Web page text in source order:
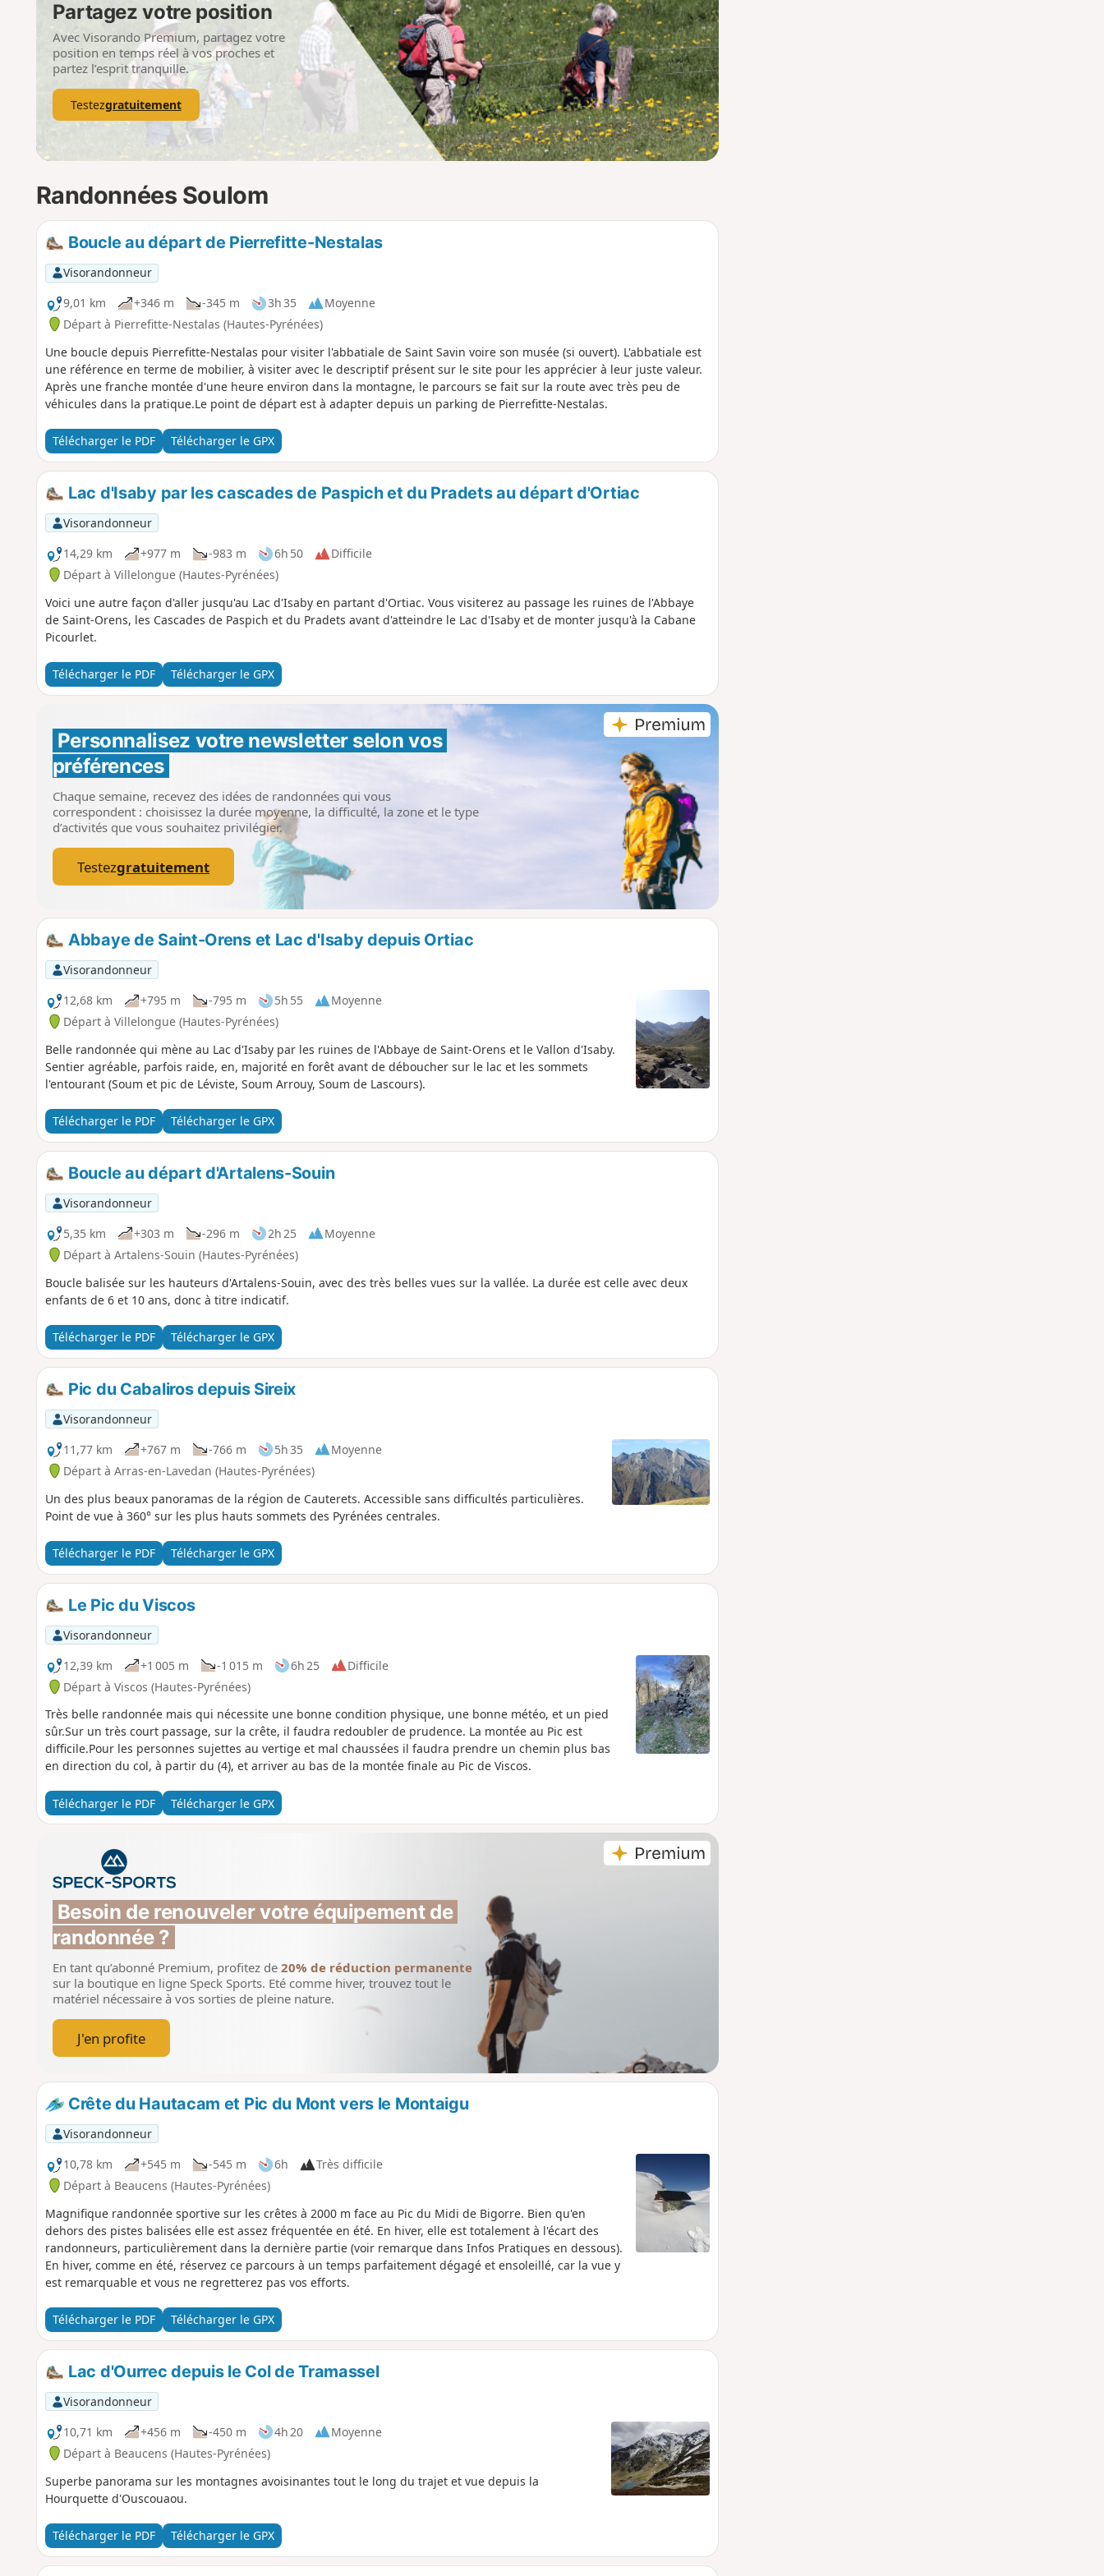
a
m
p
o
i
Partagez votre position
Avec Visorando Premium, partagez votre
position en temps réel à vos proches et
partez l’esprit tranquille.
Testezgratuitement
Randonnées Soulom
Boucle au départ de Pierrefitte-Nestalas
Visorandonneur
9,01 km
+346 m -345 m 3h 35
Moyenne
Départ à Pierrefitte-Nestalas (Hautes-Pyrénées)
Une boucle depuis Pierrefitte-Nestalas pour visiter l'abbatiale de Saint Savin voire son musée (si ouvert). L'abbatiale est
une référence en terme de mobilier, à visiter avec le descriptif présent sur le site pour les apprécier à leur juste valeur.
Après une franche montée d'une heure environ dans la montagne, le parcours se fait sur la route avec très peu de
véhicules dans la pratique.Le point de départ est à adapter depuis un parking de Pierrefitte-Nestalas.
Télécharger le PDF Télécharger le GPX
Lac d'Isaby par les cascades de Paspich et du Pradets au départ d'Ortiac
Visorandonneur
14,29 km
+977 m -983 m 6h 50
Difficile
Départ à Villelongue (Hautes-Pyrénées)
Voici une autre façon d'aller jusqu'au Lac d'Isaby en partant d'Ortiac. Vous visiterez au passage les ruines de l'Abbaye
de Saint-Orens, les Cascades de Paspich et du Pradets avant d'atteindre le Lac d'Isaby et de monter jusqu'à la Cabane
Picourlet.
Télécharger le PDF Télécharger le GPX
Personnalisez votre newsletter selon vos
préférences
Chaque semaine, recevez des idées de randonnées qui vous
correspondent : choisissez la durée moyenne, la difficulté, la zone et le type
d’activités que vous souhaitez privilégier.
Testezgratuitement
Abbaye de Saint-Orens et Lac d'Isaby depuis Ortiac
Visorandonneur
12,68 km
+795 m -795 m 5h 55
Moyenne
Départ à Villelongue (Hautes-Pyrénées)
Belle randonnée qui mène au Lac d'Isaby par les ruines de l'Abbaye de Saint-Orens et le Vallon d'Isaby.
Sentier agréable, parfois raide, en, majorité en forêt avant de déboucher sur le lac et les sommets
l'entourant (Soum et pic de Léviste, Soum Arrouy, Soum de Lascours).
Télécharger le PDF Télécharger le GPX
Boucle au départ d'Artalens-Souin
Visorandonneur
5,35 km
+303 m -296 m 2h 25
Moyenne
Départ à Artalens-Souin (Hautes-Pyrénées)
Boucle balisée sur les hauteurs d'Artalens-Souin, avec des très belles vues sur la vallée. La durée est celle avec deux
enfants de 6 et 10 ans, donc à titre indicatif.
Télécharger le PDF Télécharger le GPX
Pic du Cabaliros depuis Sireix
Visorandonneur
11,77 km
+767 m -766 m 5h 35
Moyenne
Départ à Arras-en-Lavedan (Hautes-Pyrénées)
Un des plus beaux panoramas de la région de Cauterets. Accessible sans difficultés particulières.
Point de vue à 360° sur les plus hauts sommets des Pyrénées centrales.
Télécharger le PDF Télécharger le GPX
Le Pic du Viscos
Visorandonneur
12,39 km
+1 005 m -1 015 m 6h 25
Difficile
Départ à Viscos (Hautes-Pyrénées)
Très belle randonnée mais qui nécessite une bonne condition physique, une bonne météo, et un pied
sûr.Sur un très court passage, sur la crête, il faudra redoubler de prudence. La montée au Pic est
difficile.Pour les personnes sujettes au vertige et mal chaussées il faudra prendre un chemin plus bas
en direction du col, à partir du (4), et arriver au bas de la montée finale au Pic de Viscos.
Télécharger le PDF Télécharger le GPX
Besoin de renouveler votre équipement de
randonnée ?
En tant qu’abonné Premium, profitez de 20% de réduction permanente
sur la boutique en ligne Speck Sports. Eté comme hiver, trouvez tout le
matériel nécessaire à vos sorties de pleine nature.
J'en profite
Crête du Hautacam et Pic du Mont vers le Montaigu
Visorandonneur
10,78 km
+545 m -545 m 6h
Très difficile
Départ à Beaucens (Hautes-Pyrénées)
Magnifique randonnée sportive sur les crêtes à 2000 m face au Pic du Midi de Bigorre. Bien qu'en
dehors des pistes balisées elle est assez fréquentée en été. En hiver, elle est totalement à l'écart des
randonneurs, particulièrement dans la dernière partie (voir remarque dans Infos Pratiques en dessous).
En hiver, comme en été, réservez ce parcours à un temps parfaitement dégagé et ensoleillé, car la vue y
est remarquable et vous ne regretterez pas vos efforts.
Télécharger le PDF Télécharger le GPX
Lac d'Ourrec depuis le Col de Tramassel
Visorandonneur
10,71 km
+456 m -450 m 4h 20
Moyenne
Départ à Beaucens (Hautes-Pyrénées)
Superbe panorama sur les montagnes avoisinantes tout le long du trajet et vue depuis la
Hourquette d'Ouscouaou.
Télécharger le PDF Télécharger le GPX